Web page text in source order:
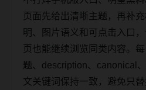
页面先给出清晰主题，再补
明、图片语义和可点击入口
页也能继续浏览同类内容。
题、description、canonical
文关键词保持一致，避免只